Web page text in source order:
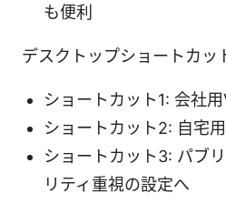
も便利
デスクトップショートカッ
ショートカット1: 会社
ショートカット2: 自宅
ショートカット3: パブ
リティ重視の設定へ